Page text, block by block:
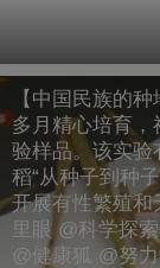
【中国民族的
多月精心培育
验样品。该实验
稻“从种子到种
开展有性繁殖和
里眼 @科学探
@健康狐 @努